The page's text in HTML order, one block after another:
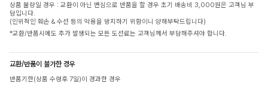
상품 불량일 경우 : 교환이 아닌 변심으로 반품을 할 경우 초기 배송비 3,000원은 고객님 부
담입니다.
(인위적인 훼손 & 수선 등의 악용을 방지하기 위함이니 양해부탁드립니다)
*교환/반품시에도 추가 발생되는 모든 도선료는 고객님께서 부담해주셔야 합니다.
교환/반품이 불가한 경우
반품기한(상품 수령후 7일)이 경과한 경우